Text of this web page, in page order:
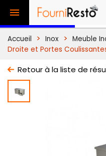

Accueil Inox Meuble
Droite et Portes
Retour à la liste de